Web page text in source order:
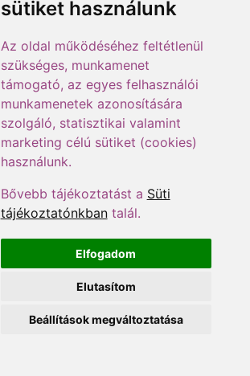
sütiket használunk
Az oldal működéséhez feltétlenül
szükséges, munkamenet
támogató, az egyes felhasználói
munkamenetek azonosítására
szolgáló, statisztikai valamint
marketing célú sütiket (cookies)
használunk.
Bővebb tájékoztatást a Süti
tájékoztatónkbantalál.
Elfogadom
Elutasítom
Beállítások megváltoztatása